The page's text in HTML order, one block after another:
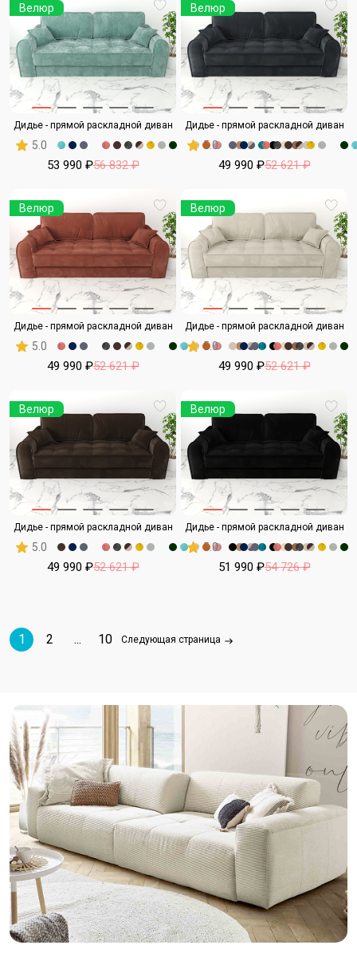
Велюр
Дидье - прямой раскладной диван
5.0
53 990 ₽56 832 ₽
Велюр
Дидье - прямой раскладной диван
5.0
49 990 ₽52 621 ₽
Велюр
Дидье - прямой раскладной диван
5.0
49 990 ₽52 621 ₽
Велюр
Дидье - прямой раскладной диван
5.0
49 990 ₽52 621 ₽
Велюр
Дидье - прямой раскладной диван
5.0
49 990 ₽52 621 ₽
Велюр
Дидье - прямой раскладной диван
5.0
51 990 ₽54 726 ₽
1 2 ... 10 Следующая страница